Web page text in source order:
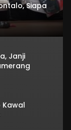
Siapa
Janji
Kawal